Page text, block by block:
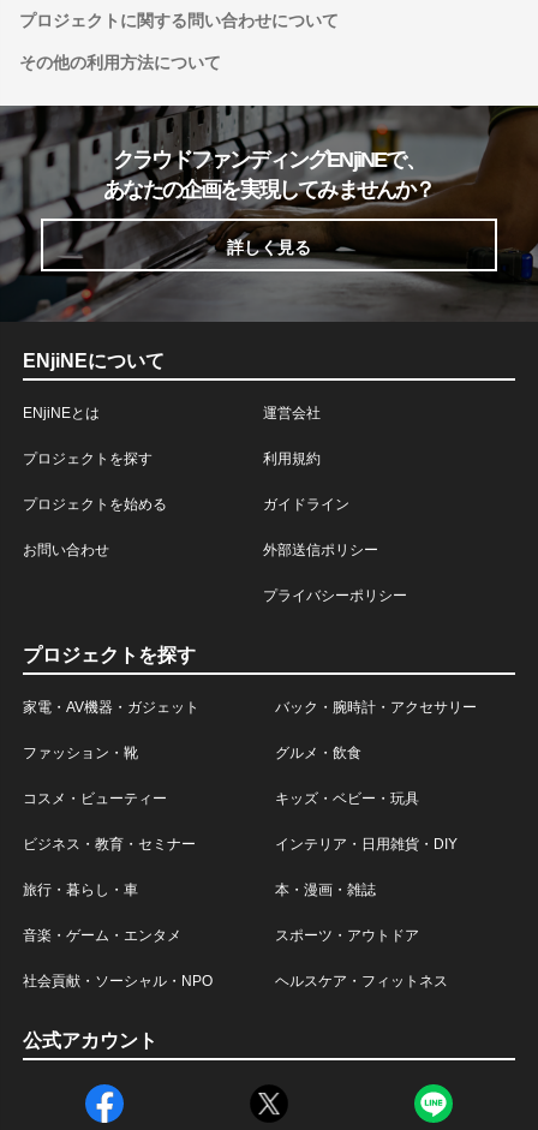
プロジェクトに関する問い合わせについて
その他の利用方法について
クラウドファンディングENjiNEで、
あなたの企画を実現してみませんか？
詳しく見る
ENjiNEについて
ENjiNEとは
プロジェクトを探す
プロジェクトを始める
お問い合わせ
運営会社
利用規約
ガイドライン
外部送信ポリシー
プライバシーポリシー
プロジェクトを探す
家電・AV機器・ガジェット バック・腕時計・アクセサリー
ファッション・靴 グルメ・飲食
コスメ・ビューティー キッズ・ベビー・玩具
ビジネス・教育・セミナー インテリア・日用雑貨・DIY
旅行・暮らし・車 本・漫画・雑誌
音楽・ゲーム・エンタメ スポーツ・アウトドア
社会貢献・ソーシャル・NPO ヘルスケア・フィットネス
公式アカウント